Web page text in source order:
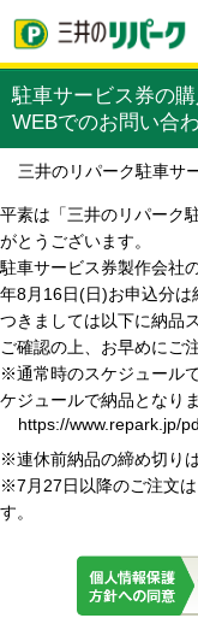
駐車サービス券の
WEBでのお問い合
三井のリパーク駐車
平素は「三井のリパーク
がとうございます。
駐車サービス券製作会社
年8月16日(日)お申込分は
つきましては以下に納品
ご確認の上、お早めにご
※通常時のスケジュール
ケジュールで納品となり
https://www.repark.jp/
※連休前納品の締め切り
※7月27日以降のご注文
す。